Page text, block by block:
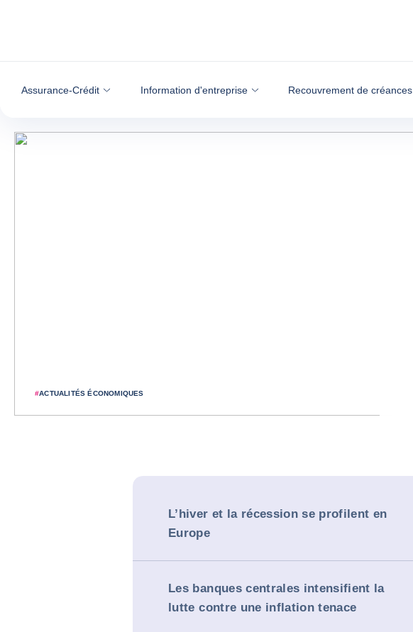
Assurance-Crédit Information d'entreprise Recouvrement de créances
#ACTUALITÉS ÉCONOMIQUES
L’hiver et la récession se profilent en
Europe
Les banques centrales intensifient la
lutte contre une inflation tenace